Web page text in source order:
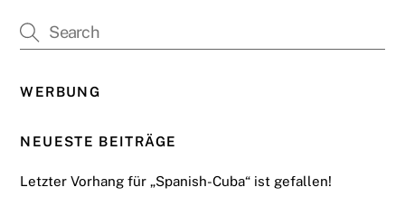
WERBUNG
NEUESTE BEITRÄGE
Letzter Vorhang für „Spanish-Cuba“ ist gefallen!